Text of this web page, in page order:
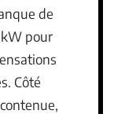
de
pour
Côté